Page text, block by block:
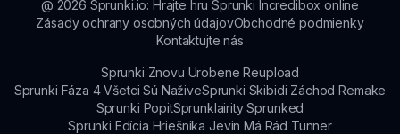
@ 2026 Sprunki.io: Hrajte hru Sprunki Incredibox online
Zásady ochrany osobných údajovObchodné podmienky
Kontaktujte nás
Sprunki Znovu Urobene Reupload
Sprunki Fáza 4 Všetci Sú NaživeSprunki Skibidi Záchod Remake
Sprunki PopitSprunklairity Sprunked
Sprunki Edícia Hriešnika Jevin Má Rád Tunner